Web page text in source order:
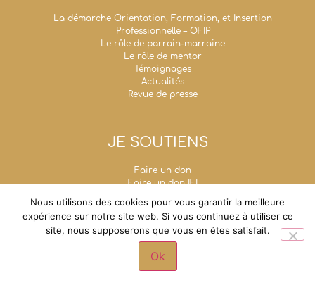
La démarche Orientation, Formation, et Insertion
Professionnelle – OFIP
Le rôle de parrain-marraine
Le rôle de mentor
Témoignages
Actualités
Revue de presse
JE SOUTIENS
Faire un don
Faire un don IFI
Mécénat d’entreprise
Legs, donations et assurances-vie
Fondation Un Avenir Ensemble
Grande chancellerie de la Légion d'honneur - 1,
rue de Solférino - 75007 Paris
Nous utilisons des cookies pour vous garantir la meilleure
expérience sur notre site web. Si vous continuez à utiliser ce
site, nous supposerons que vous en êtes satisfait.
Ok